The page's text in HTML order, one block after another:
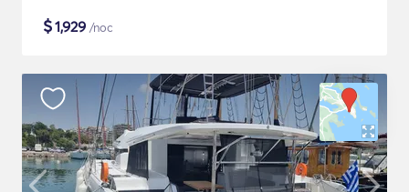
$1,929 /noc